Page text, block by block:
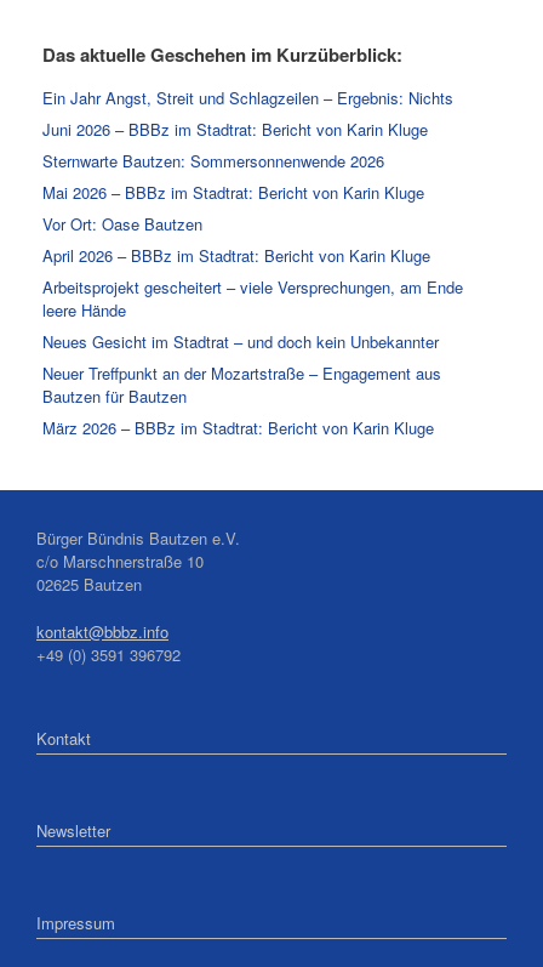
Das aktuelle Geschehen im Kurzüberblick:
Ein Jahr Angst, Streit und Schlagzeilen – Ergebnis: Nichts
Juni 2026 – BBBz im Stadtrat: Bericht von Karin Kluge
Sternwarte Bautzen: Sommersonnenwende 2026
Mai 2026 – BBBz im Stadtrat: Bericht von Karin Kluge
Vor Ort: Oase Bautzen
April 2026 – BBBz im Stadtrat: Bericht von Karin Kluge
Arbeitsprojekt gescheitert – viele Versprechungen, am Ende
leere Hände
Neues Gesicht im Stadtrat – und doch kein Unbekannter
Neuer Treffpunkt an der Mozartstraße – Engagement aus
Bautzen für Bautzen
März 2026 – BBBz im Stadtrat: Bericht von Karin Kluge
Bürger Bündnis Bautzen e.V.
c/o Marschnerstraße 10
02625 Bautzen
kontakt@bbbz.info
+49 (0) 3591 396792
Kontakt
Newsletter
Impressum